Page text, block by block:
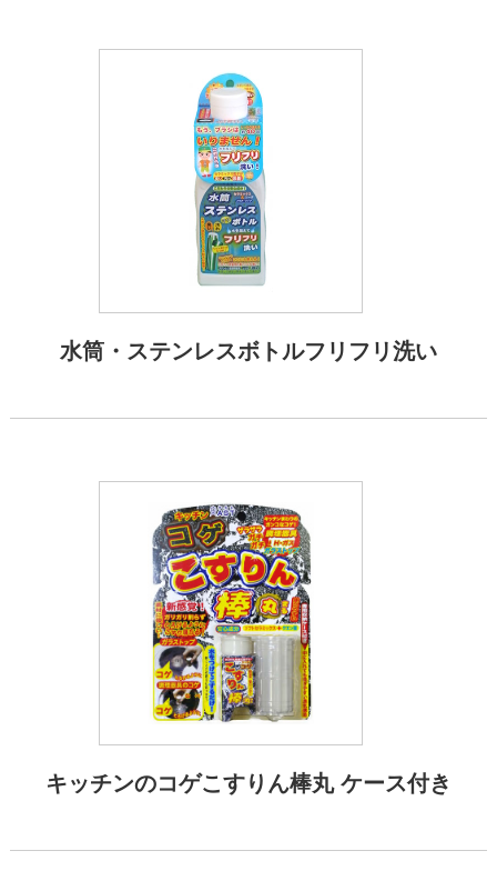
水筒・ステンレスボトルフリフリ洗い
キッチンのコゲこすりん棒丸 ケース付き